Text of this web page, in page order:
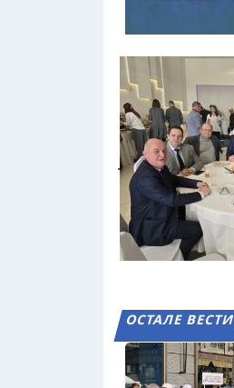
ОСТАЛЕ ВЕСТИ